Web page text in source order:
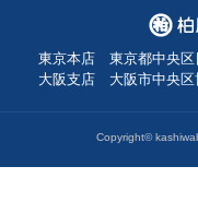
東京本店 東京都中央区
大阪支店 大阪市中央区
Copyright©